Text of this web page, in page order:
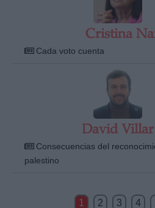
Cristina
Cada voto cuenta
David Villar
Consecuencias del
palestino
1 2 3 4